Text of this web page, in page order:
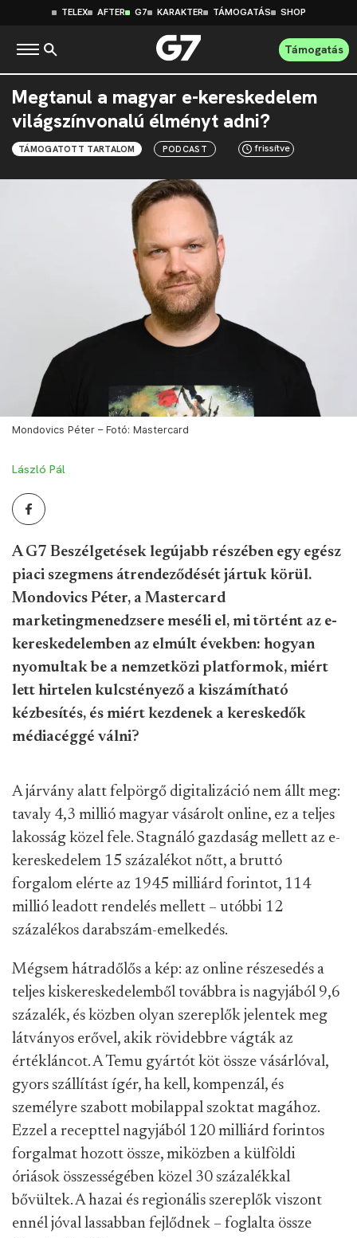
TELEX AFTER G7 KARAKTER TÁMOGATÁS SHOP
Támogatás
Megtanul a magyar e-kereskedelem
világszínvonalú élményt adni?
TÁMOGATOTT TARTALOM PODCAST frissítve
Mondovics Péter – Fotó: Mastercard
László Pál
A G7 Beszélgetések legújabb részében egy egész
piaci szegmens átrendeződését jártuk körül.
Mondovics Péter, a Mastercard
marketingmenedzsere meséli el, mi történt az e-
kereskedelemben az elmúlt években: hogyan
nyomultak be a nemzetközi platformok, miért
lett hirtelen kulcstényező a kiszámítható
kézbesítés, és miért kezdenek a kereskedők
médiacéggé válni?
A járvány alatt felpörgő digitalizáció nem állt meg:
tavaly 4,3 millió magyar vásárolt online, ez a teljes
lakosság közel fele. Stagnáló gazdaság mellett az e-
kereskedelem 15 százalékot nőtt, a bruttó
forgalom elérte az 1945 milliárd forintot, 114
millió leadott rendelés mellett – utóbbi 12
százalékos darabszám-emelkedés.
Mégsem hátradőlős a kép: az online részesedés a
teljes kiskereskedelemből továbbra is nagyjából 9,6
százalék, és közben olyan szereplők jelentek meg
látványos erővel, akik rövidebbre vágták az
értékláncot. A Temu gyártót köt össze vásárlóval,
gyors szállítást ígér, ha kell, kompenzál, és
személyre szabott mobilappal szoktat magához.
Ezzel a recepttel nagyjából 120 milliárd forintos
forgalmat hozott össze, miközben a külföldi
óriások összességében közel 30 százalékkal
bővültek. A hazai és regionális szereplők viszont
ennél jóval lassabban fejlődnek – foglalta össze